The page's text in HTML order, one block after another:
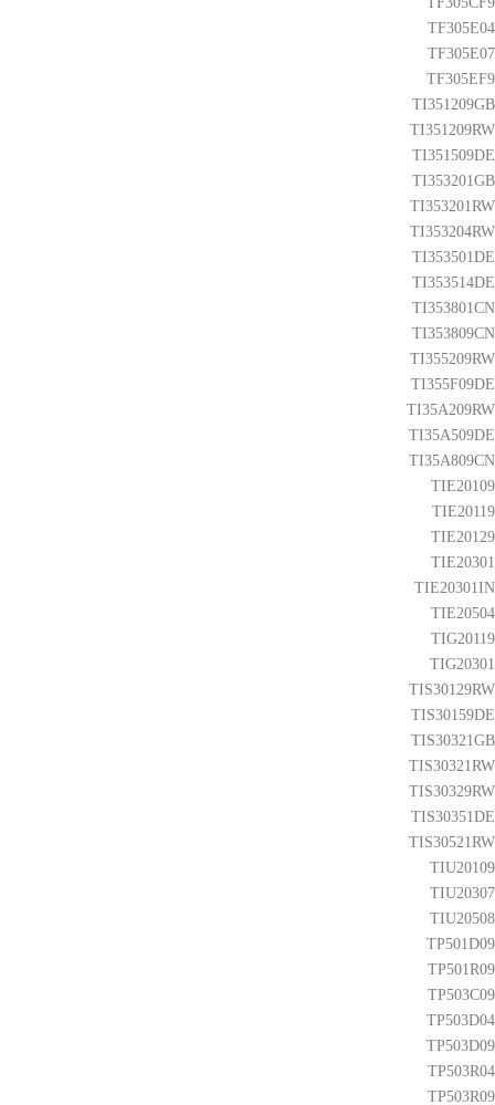
TF305E04
TF305E07
TF305EF9
TI351209GB
TI351209RW
TI351509DE
TI353201GB
TI353201RW
TI353204RW
TI353501DE
TI353514DE
TI353801CN
TI353809CN
TI355209RW
TI355F09DE
TI35A209RW
TI35A509DE
TI35A809CN
TIE20109
TIE20119
TIE20129
TIE20301
TIE20301IN
TIE20504
TIG20119
TIG20301
TIS30129RW
TIS30159DE
TIS30321GB
TIS30321RW
TIS30329RW
TIS30351DE
TIS30521RW
TIU20109
TIU20307
TIU20508
TP501D09
TP501R09
TP503C09
TP503D04
TP503D09
TP503R04
TP503R09